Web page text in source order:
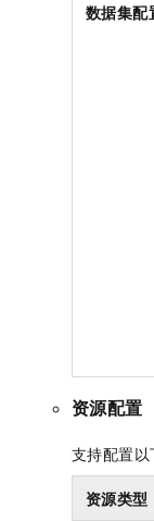
数据集配
资源配置
支持配置以
资源类型